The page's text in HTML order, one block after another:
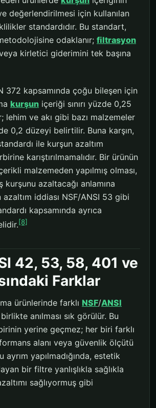
değerlendirilmesi için kullanılan
standardıdır. Bu standart,
odaklanır; filtrasyon
kirletici giderimini tek başına
372 kapsamında çoğu bileşen için
kurşun içeriği sınırı yüzde 0,25
lehim ve akı gibi bazı malzemeler
0,2 düzeyi belirtilir. Buna karşın,
ile kurşun azaltım
karıştırılmamalıdır. Bir ürünün
malzemeden yapılmış olması,
kurşunu azaltacağı anlamına
iddiası NSF/ANSI 53 gibi
kapsamında ayrıca
[8]
42, 53, 58, 401 ve
Farklar
ürünlerinde farklı NSF/ANSI
anılması sık görülür. Bu
yerine geçmez; her biri farklı
alanı veya güvenlik ölçütü
ayrım yapılmadığında, estetik
bir filtre yanlışlıkla sağlıkla
sağlıyormuş gibi